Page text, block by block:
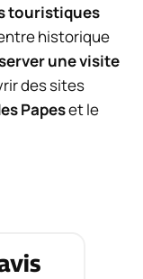
touristiques
historique
une visite
des sites
Papeset le